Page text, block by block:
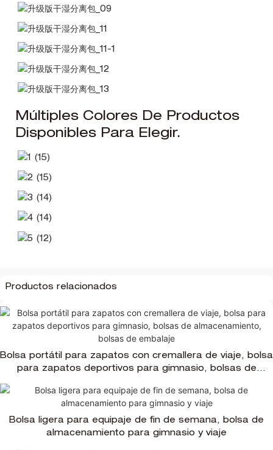
Múltiples Colores De Productos
Disponibles Para Elegir.
Productos relacionados
Bolsa portátil para zapatos con cremallera de viaje, bolsa
para zapatos deportivos para gimnasio, bolsas de
Bolsa ligera para equipaje de fin de semana, bolsa de
almacenamiento para gimnasio y viaje